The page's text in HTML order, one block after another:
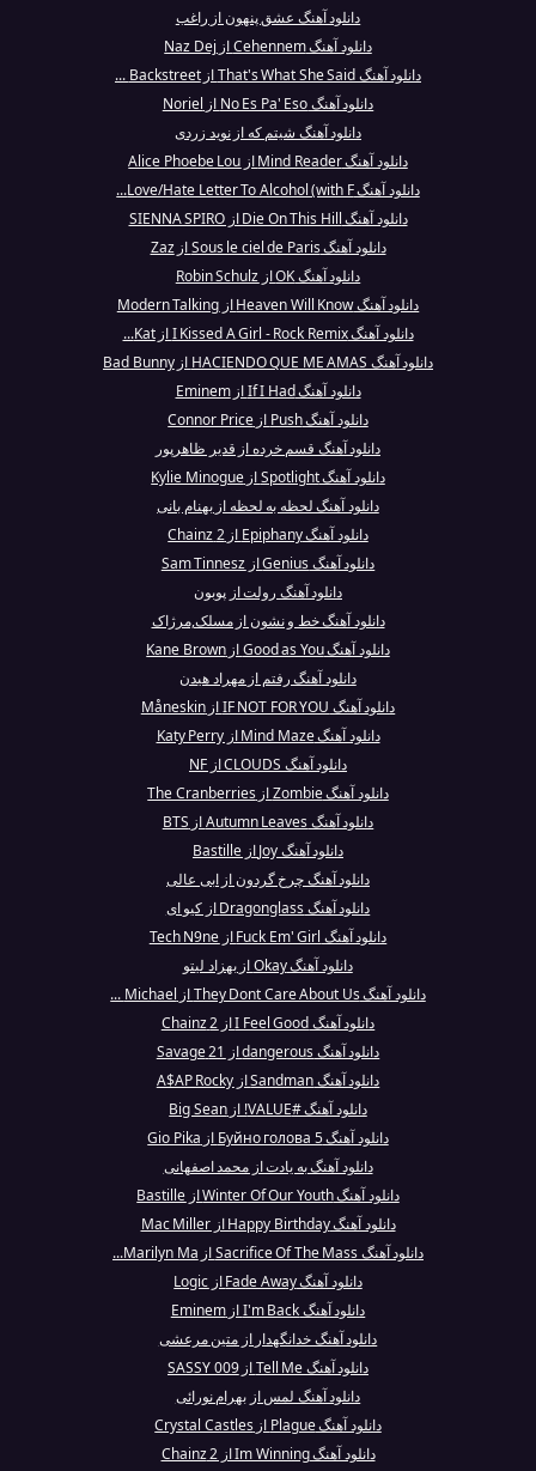
دانلود آهنگ عشق پنهون از راغب
دانلود آهنگ Cehennem از Naz Dej
دانلود آهنگ That's What She Said از Backstreet ...
دانلود آهنگ No Es Pa' Eso از Noriel
دانلود آهنگ شیتم که از نوید زردی
دانلود آهنگ Mind Reader از Alice Phoebe Lou
دانلود آهنگ Love/Hate Letter To Alcohol (with F...
دانلود آهنگ Die On This Hill از SIENNA SPIRO
دانلود آهنگ Sous le ciel de Paris از Zaz
دانلود آهنگ OK از Robin Schulz
دانلود آهنگ Heaven Will Know از Modern Talking
دانلود آهنگ I Kissed A Girl - Rock Remix از Kat...
دانلود آهنگ HACIENDO QUE ME AMAS از Bad Bunny
دانلود آهنگ If I Had از Eminem
دانلود آهنگ Push از Connor Price
دانلود آهنگ قسم خرده از قدیر ظاھرپور
دانلود آهنگ Spotlight از Kylie Minogue
دانلود آهنگ لحظه به لحظه از بهنام بانی
دانلود آهنگ Epiphany از 2 Chainz
دانلود آهنگ Genius از Sam Tinnesz
دانلود آهنگ رولت از پوبون
دانلود آهنگ خط و نشون از مسلک,مرژاک
دانلود آهنگ Good as You از Kane Brown
دانلود آهنگ رفتم از مهراد هیدن
دانلود آهنگ IF NOT FOR YOU از Måneskin
دانلود آهنگ Mind Maze از Katy Perry
دانلود آهنگ CLOUDS از NF
دانلود آهنگ Zombie از The Cranberries
دانلود آهنگ Autumn Leaves از BTS
دانلود آهنگ Joy از Bastille
دانلود آهنگ چرخ گردون از ابی عالی
دانلود آهنگ Dragonglass از کیو ای
دانلود آهنگ Fuck Em' Girl از Tech N9ne
دانلود آهنگ Okay از بهزاد لیتو
دانلود آهنگ They Dont Care About Us از Michael ...
دانلود آهنگ I Feel Good از 2 Chainz
دانلود آهنگ dangerous از 21 Savage
دانلود آهنگ Sandman از A$AP Rocky
دانلود آهنگ #VALUE! از Big Sean
دانلود آهنگ Буйно голова 5 از Gio Pika
دانلود آهنگ به یادت از محمد اصفهانی
دانلود آهنگ Winter Of Our Youth از Bastille
دانلود آهنگ Happy Birthday از Mac Miller
دانلود آهنگ Sacrifice Of The Mass از Marilyn Ma...
دانلود آهنگ Fade Away از Logic
دانلود آهنگ I'm Back از Eminem
دانلود آهنگ خدانگهدار از متین مرعشی
دانلود آهنگ Tell Me از SASSY 009
دانلود آهنگ لمس از بهرام نورائی
دانلود آهنگ Plague از Crystal Castles
دانلود آهنگ Im Winning از 2 Chainz